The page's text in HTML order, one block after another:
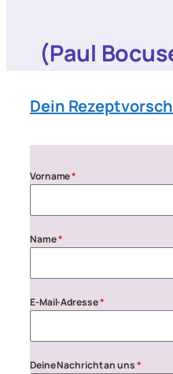
(Paul
Dein
Vorname*
Name*
E-Mail-Adresse*
Deine Nachricht an uns*